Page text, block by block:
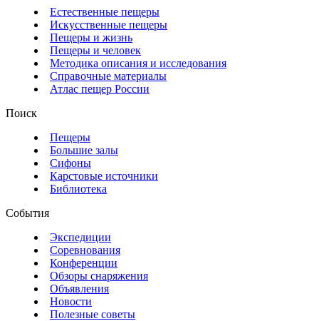
Естественные пещеры
Искусственные пещеры
Пещеры и жизнь
Пещеры и человек
Методика описания и исследования
Справочные материалы
Атлас пещер России
Поиск
Пещеры
Большие залы
Сифоны
Карстовые источники
Библиотека
События
Экспедиции
Соревнования
Конференции
Обзоры снаряжения
Объявления
Новости
Полезные советы